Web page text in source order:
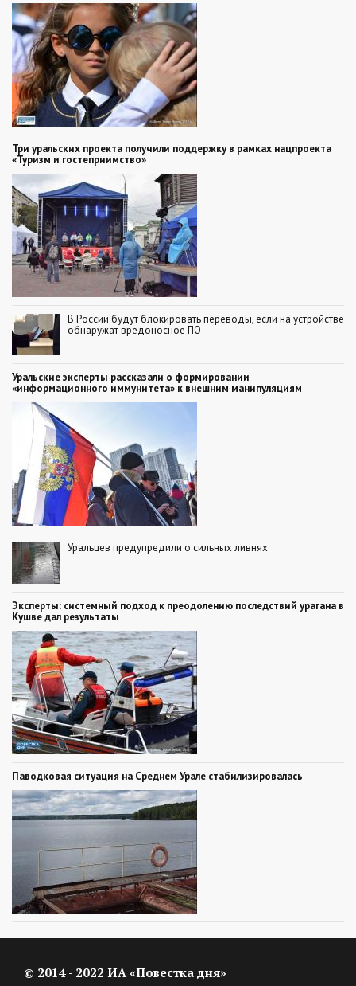
Три уральских проекта получили поддержку в рамках нацпроекта
«Туризм и гостеприимство»
В России будут блокировать переводы, если на устройстве
обнаружат вредоносное ПО
Уральские эксперты рассказали о формировании
«информационного иммунитета» к внешним манипуляциям
Уральцев предупредили о сильных ливнях
Эксперты: системный подход к преодолению последствий урагана в
Кушве дал результаты
Паводковая ситуация на Среднем Урале стабилизировалась
© 2014 - 2022 ИА «Повестка дня»